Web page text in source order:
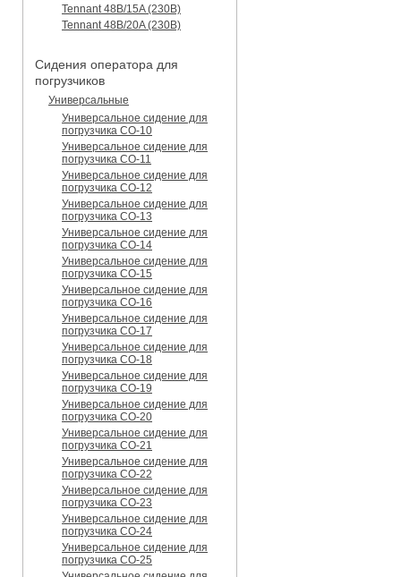
Tennant 48B/15A (230B)
Tennant 48B/20A (230B)
Сидения оператора для
погрузчиков
Универсальные
Универсальное сидение для
погрузчика CO-10
Универсальное сидение для
погрузчика CO-11
Универсальное сидение для
погрузчика CO-12
Универсальное сидение для
погрузчика CO-13
Универсальное сидение для
погрузчика CO-14
Универсальное сидение для
погрузчика CO-15
Универсальное сидение для
погрузчика CO-16
Универсальное сидение для
погрузчика CO-17
Универсальное сидение для
погрузчика CO-18
Универсальное сидение для
погрузчика CO-19
Универсальное сидение для
погрузчика CO-20
Универсальное сидение для
погрузчика CO-21
Универсальное сидение для
погрузчика CO-22
Универсальное сидение для
погрузчика CO-23
Универсальное сидение для
погрузчика CO-24
Универсальное сидение для
погрузчика CO-25